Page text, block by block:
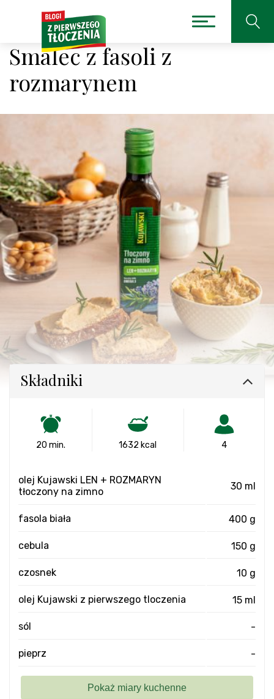
Smalec z fasoli z
rozmarynem
Składniki
20 min. 1632 kcal 4
olej Kujawski LEN + ROZMARYN
tłoczony na zimno
30 ml
fasola biała 400 g
cebula 150 g
czosnek 10 g
olej Kujawski z pierwszego tloczenia 15 ml
sól -
pieprz -